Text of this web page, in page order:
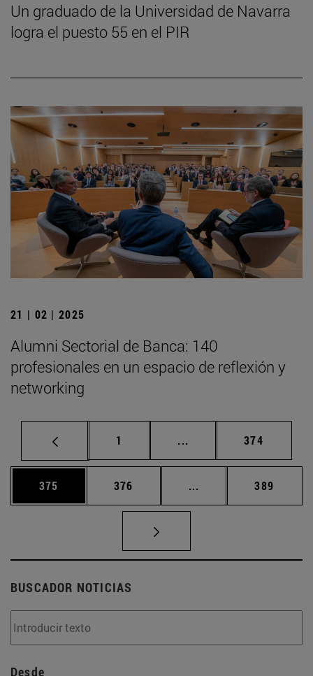
Un graduado de la Universidad de Navarra
logra el puesto 55 en el PIR
21 | 02 | 2025
Alumni Sectorial de Banca: 140
profesionales en un espacio de reflexión y
networking
Página
1 ... Páginas intermedias
Página
374
Página
375 Página
376 ... Páginas intermedias
Página
389
BUSCADOR NOTICIAS
Desde